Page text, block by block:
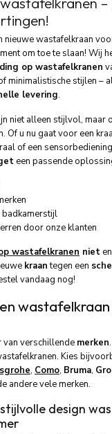
nieuwe wastafelkraan
om toe te slaan! Wij
op wastafelkranen
minimalistische stijlen –
levering.
niet alleen stijlvol, maar
Of u nu gaat voor een
of een
een passende
door onze klanten
wastafelkranen niet
kraantegen een
vandaag nog!
wastafelkraan
van verschillende merken
Kies
, Como, Bruma,
andere vele merken.
design